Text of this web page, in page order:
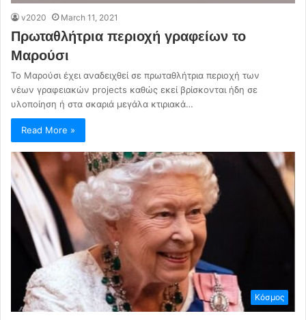
v2020 March 11, 2021
Πρωταθλήτρια περιοχή γραφείων το
Μαρούσι
Το Μαρούσι έχει αναδειχθεί σε πρωταθλήτρια περιοχή των
νέων γραφειακών projects καθώς εκεί βρίσκονται ήδη σε
υλοποίηση ή στα σκαριά μεγάλα κτιριακά…
Read More »
Κόσμος